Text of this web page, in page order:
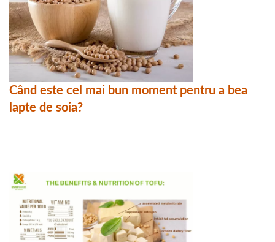
Când este cel mai bun moment pentru a bea
lapte de soia?